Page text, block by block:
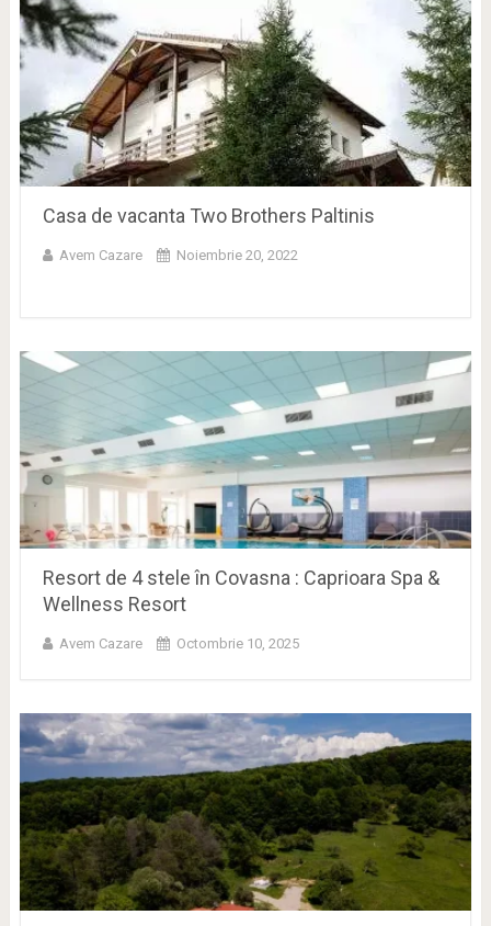
Casa de vacanta Two Brothers Paltinis
Avem Cazare Noiembrie 20, 2022
Resort de 4 stele în Covasna : Caprioara Spa &
Wellness Resort
Avem Cazare Octombrie 10, 2025